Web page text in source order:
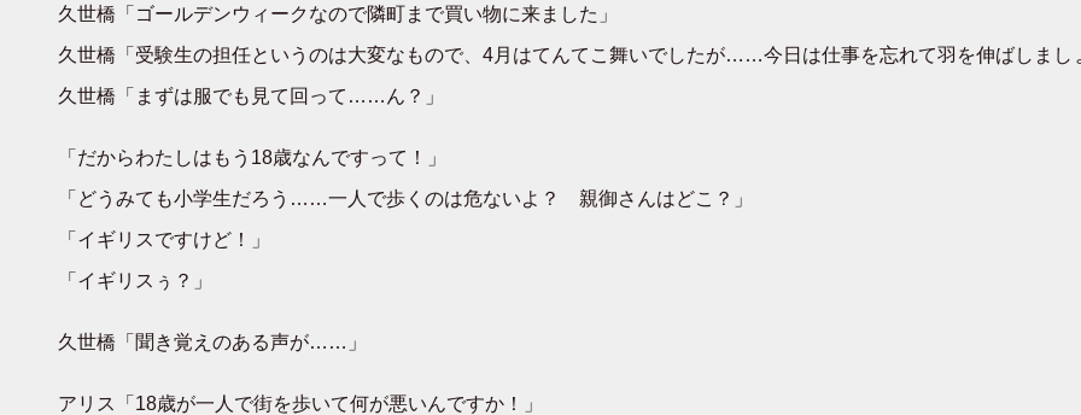
久世橋「ゴールデンウィークなので隣町まで買い物に来ました」
久世橋「受験生の担任というのは大変なもので、4月はてんてこ舞いでしたが……今日は仕事を忘れて羽を伸ばしまし
久世橋「まずは服でも見て回って……ん？」
「だからわたしはもう18歳なんですって！」
「どうみても小学生だろう……一人で歩くのは危ないよ？ 親御さんはどこ？」
「イギリスですけど！」
「イギリスぅ？」
久世橋「聞き覚えのある声が……」
アリス「18歳が一人で街を歩いて何が悪いんですか！」